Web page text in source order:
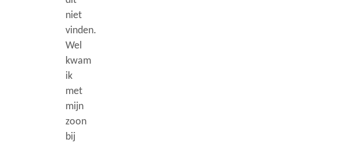
niet
vinden.
Wel
kwam
ik
met
mijn
zoon
bij